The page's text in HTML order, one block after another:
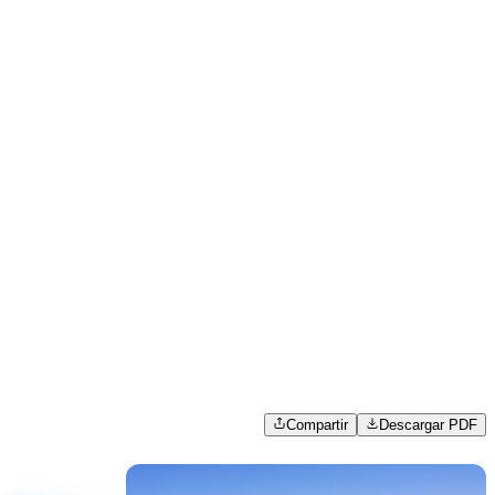
Compartir Descargar PDF